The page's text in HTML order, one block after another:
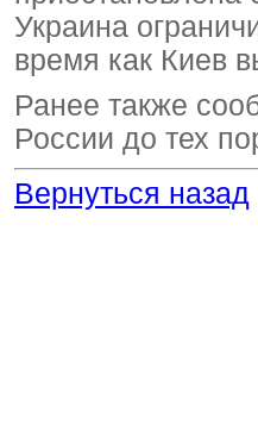
Украина
время как Киев
Ранее также
России до тех
Вернуться назад